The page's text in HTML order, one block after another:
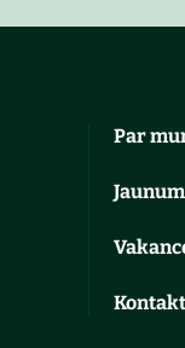
Par